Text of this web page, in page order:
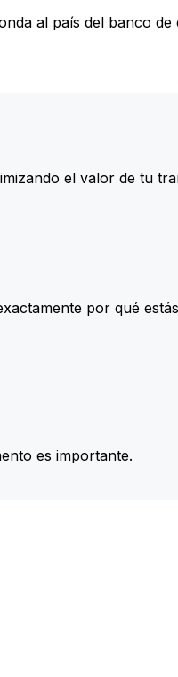
al país del banco de
el valor de tu
por qué
es importante.